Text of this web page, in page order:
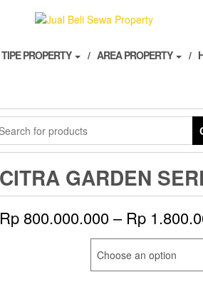
TIPE PROPERTY AREA PROPERTY
CITRA GARDEN
Rp800.000.000– Rp